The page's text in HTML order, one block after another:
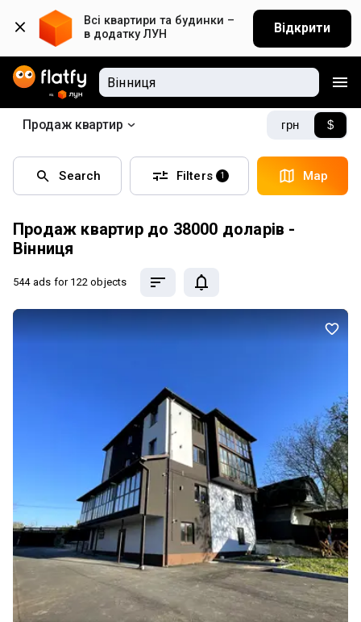
Всі квартири та будинки –
в додатку ЛУН
Відкрити
Продаж квартир грн $
Search Filters 1 Map
Продаж квартир до 38000 доларів -
Вінниця
544 ads for 122 objects